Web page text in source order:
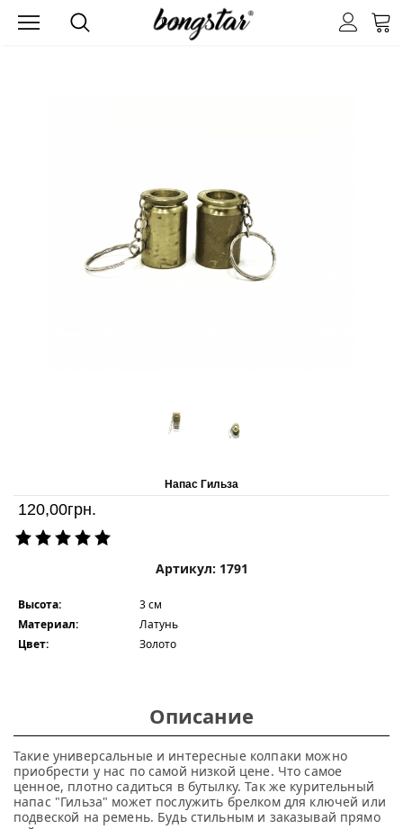
Напас Гильза
120,00грн.
Артикул: 1791
Высота:
3 см
Материал:
Латунь
Цвет:
Золото
Описание
Такие универсальные и интересные колпаки можно
приобрести у нас по самой низкой цене. Что самое
ценное, плотно садиться в бутылку. Так же курительный
напас "Гильза" может послужить брелком для ключей или
подвеской на ремень. Будь стильным и заказывай прямо